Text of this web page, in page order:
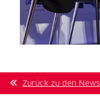
Zurück zu den News